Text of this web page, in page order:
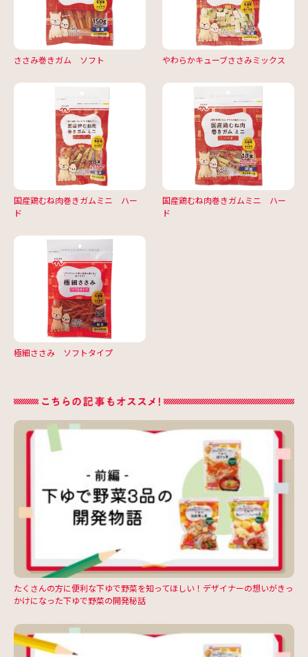
ささみ巻きガム ソフト やわらかキューブささみミックス
国産鶏むね肉巻きガムミニ ハー
ド
国産鶏むね肉巻きガムミニ ハー
ド
極細ささみ ソフトタイプ
たくさんの方に便利な下ゆで野菜を知ってほしい！デザイナーの想いがきっ
かけになった下ゆで野菜の開発秘話